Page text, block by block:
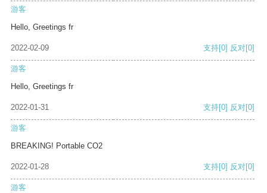
游客
Hello, Greetings fr
2022-02-09 支持[0] 反对[0]
游客
Hello, Greetings fr
2022-01-31 支持[0] 反对[0]
游客
BREAKING! Portable CO2
2022-01-28 支持[0] 反对[0]
游客